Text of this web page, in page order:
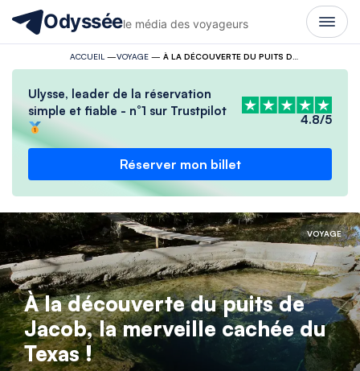
Odysséele média des voyageurs
ACCUEIL —VOYAGE—
Ulysse, leader de la réservation
simple et fiable - n°1 sur Trustpilot
4.8/5
Réserver mon billet
VOYAGE
À la découverte du puits de
Jacob, la merveille cachée du
Texas !